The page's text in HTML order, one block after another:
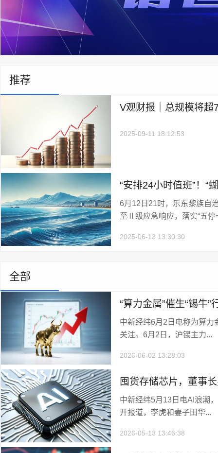
推荐
V观财报｜总规模将超
2025-09-11 18:12:53
“安排24小时值班”！“
6月12日21时，乐东黎族自
至Ⅱ级应急响应，落实“五停
2025-06-13 13:30:30
全部
“算力金属”催生“锡牛
份、兴业银锡回应锡
中新经纬6月2日电称为算力
关注。6月2日，沪锡主力...
2026-06-02 13:28:03
囤货存储芯片，董事
吗？产品是否涨价？
中新经纬5月13日电AI浪潮
开报道，李虎和妻子田华...
2026-05-13 13:46:38